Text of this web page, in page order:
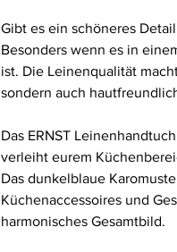
Gibt es ein schöneres
Besonders wenn es in
ist. Die Leinenqualität
sondern auch
Das ERNST
verleiht eurem
Das dunkelblaue
Küchenaccessoires und
harmonisches Gesamtbild.